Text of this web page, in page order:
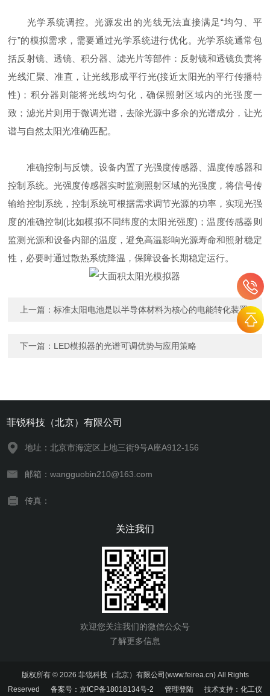
光学系统调控。光源发出的光线无法直接满足“均匀、平
行”的模拟需求，需要通过光学系统进行优化。光学系统通常包
括反射镜、透镜、积分器、滤光片等部件：反射镜和透镜负责将
光线汇聚、准直，让光线形成平行光(接近太阳光的平行传播特
性)；积分器则能将光线均匀化，确保照射区域内的光强度一
致；滤光片则用于微调光谱，去除光源中多余的光谱成分，让光
谱与自然太阳光准确匹配。
准确控制与反馈。设备内置了光强度传感器、温度传感器和
控制系统。光强度传感器实时监测照射区域的光强度，将信号传
输给控制系统，控制系统可根据需求调节光源的功率，实现光强
度的准确控制(比如模拟不同纬度的太阳光强度)；温度传感器则
监测光源和设备内部的温度，避免高温影响光源寿命和照射稳定
性，必要时通过散热系统降温，保障设备长期稳定运行。
上一篇：标准太阳电池是以半导体材料为核心的电能转化装置
下一篇： LED模拟器的光谱可调优势与应用策略
菲锐科技（北京）有限公司
地址：北京市海淀区上地三街9号A座A912-156
邮箱：wangguobin210@163.com
传真：
关注我们
欢迎您关注我们的微信公众号
了解更多信息
版权所有 © 2026 菲锐科技（北京）有限公司(www.feirea.cn) All Rights
Reserved 备案号：京ICP备18018134号-2 管理登陆 技术支持： 化工仪